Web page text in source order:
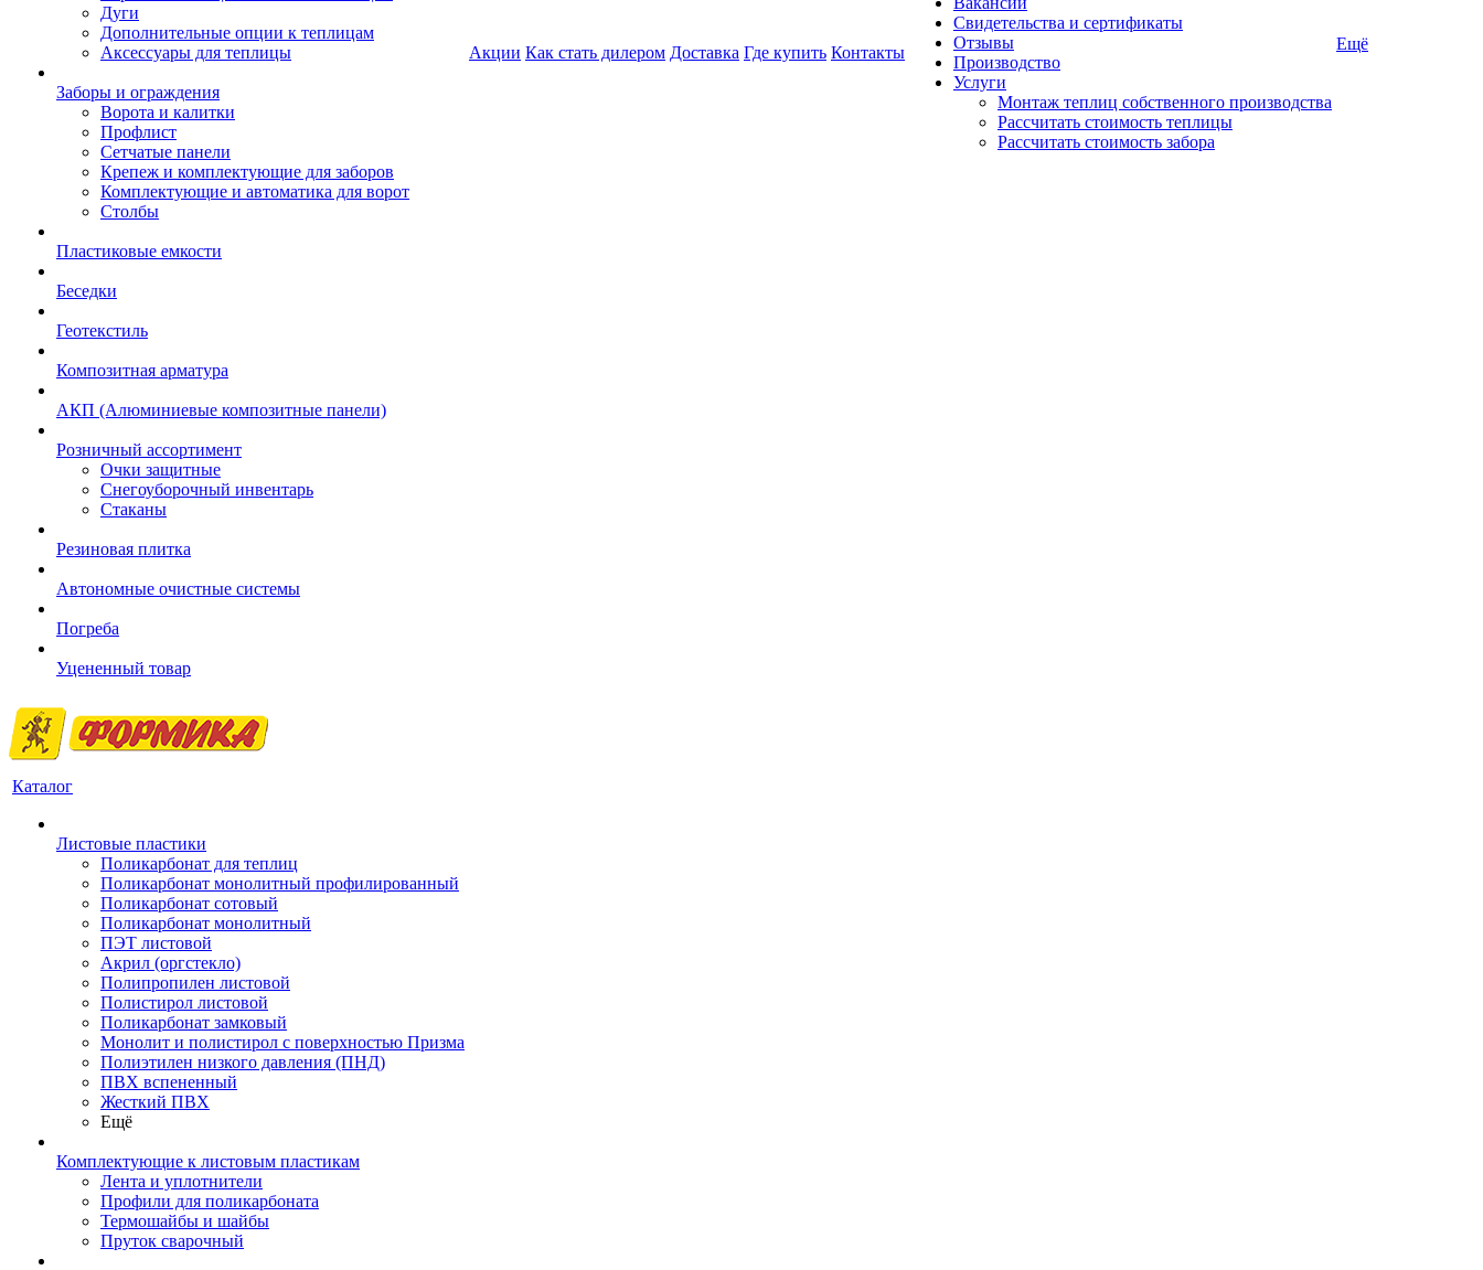
Дуги
Дополнительные опции к теплицам
Аксессуары для теплицы
Заборы и ограждения
Ворота и калитки
Профлист
Сетчатые панели
Крепеж и комплектующие для заборов
Комплектующие и автоматика для ворот
Столбы
Пластиковые емкости
Беседки
Геотекстиль
Композитная арматура
АКП (Алюминиевые композитные панели)
Розничный ассортимент
Очки защитные
Снегоуборочный инвентарь
Стаканы
Резиновая плитка
Автономные очистные системы
Погреба
Уцененный товар
Акции Как стать дилером Доставка Где купить Контакты
Свидетельства и сертификаты
Отзывы
Производство
Услуги
Монтаж теплиц собственного производства
Рассчитать стоимость теплицы
Рассчитать стоимость забора
Ещё
Каталог
Листовые пластики
Поликарбонат для теплиц
Поликарбонат монолитный профилированный
Поликарбонат сотовый
Поликарбонат монолитный
ПЭТ листовой
Акрил (оргстекло)
Полипропилен листовой
Полистирол листовой
Поликарбонат замковый
Монолит и полистирол с поверхностью Призма
Полиэтилен низкого давления (ПНД)
ПВХ вспененный
Жесткий ПВХ
Ещё
Комплектующие к листовым пластикам
Лента и уплотнители
Профили для поликарбоната
Термошайбы и шайбы
Пруток сварочный